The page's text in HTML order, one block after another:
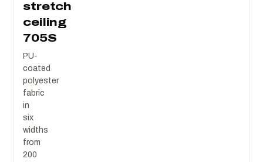
stretch
ceiling
705S
PU-
coated
polyester
fabric
in
six
widths
from
200